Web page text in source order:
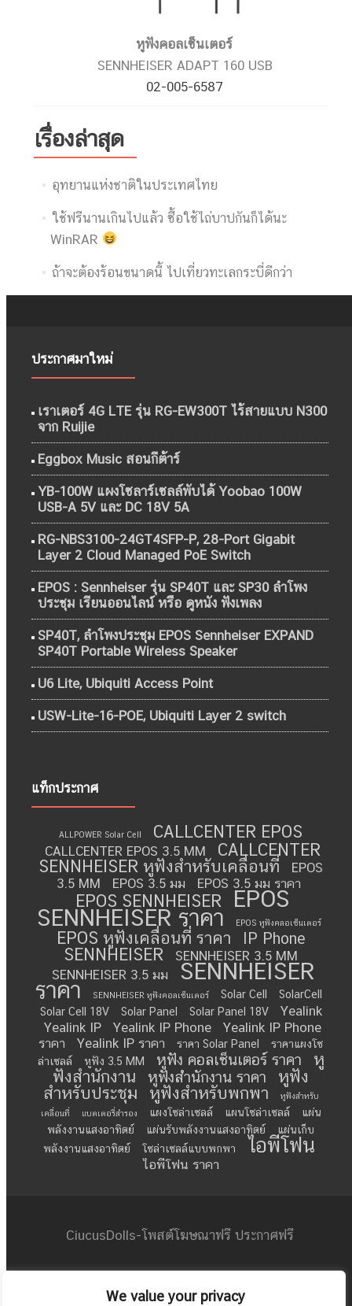
We value your privacy
หูฟังคอลเซ็นเตอร์
SENNHEISER ADAPT 160 USB
02-005-6587
เรื่องล่าสุด
อุทยานแห่งชาติในประเทศไทย
ใช้ฟรีนานเกินไปแล้ว ซื้อใช้ไถ่บาปกันก็ได้นะ
WinRAR
ถ้าจะต้องร้อนขนาดนี้ ไปเที่ยวทะเลกระบี่ดีกว่า
ประกาศมาใหม่
เราเตอร์ 4G LTE รุ่น RG-EW300T ไร้สายแบบ N300
จาก Ruijie
Eggbox Music สอนกีต้าร์
YB-100W แผงโซลาร์เซลล์พับได้ Yoobao 100W
USB-A 5V และ DC 18V 5A
RG-NBS3100-24GT4SFP-P, 28-Port Gigabit
Layer 2 Cloud Managed PoE Switch
EPOS : Sennheiser รุ่น SP40T และ SP30 ลำโพง
ประชุม เรียนออนไลน์ หรือ ดูหนัง ฟังเพลง
SP40T, ลำโพงประชุม EPOS Sennheiser EXPAND
SP40T Portable Wireless Speaker
U6 Lite, Ubiquiti Access Point
USW-Lite-16-POE, Ubiquiti Layer 2 switch
แท็กประกาศ
ALLPOWER Solar Cell CALLCENTER EPOS
CALLCENTER EPOS 3.5 MM
CALLCENTER
SENNHEISER หูฟังสำหรับเคลื่อนที่
EPOS
3.5 MM
EPOS 3.5 มม EPOS 3.5 มม ราคา
EPOS SENNHEISER EPOS
SENNHEISER ราคา EPOS หูฟังคลอเซ็นเตอร์
EPOS หูฟังเคลื่อนที่ ราคา IP Phone
SENNHEISER
SENNHEISER 3.5 MM
SENNHEISER 3.5 มม
SENNHEISER
ราคา SENNHEISER หูฟังคอลเซ็นเตอร์ Solar Cell
SolarCell
Solar Cell 18V
Solar Panel Solar Panel 18V
Yealink
Yealink IP
Yealink IP Phone
Yealink IP Phone
ราคา
Yealink IP ราคา ราคา Solar Panel
ราคาแผงโซ
ล่าเซลล์
หูฟัง 3.5 MM หูฟัง คอลเซ็นเตอร์ ราคา
หู
ฟังสำนักงาน
หูฟังสำนักงาน ราคา
หูฟัง
สำหรับประชุม
หูฟังสำหรับพกพา
หูฟังสำหรับ
เคลื่อนที่
แบตเตอรี่สำรอง แผงโซล่าเซลล์ แผนโซล่าเซลล์
แผ่น
พลังงานแสงอาทิตย์
แผ่นรับพลังงานแสงอาทิตย์
แผ่นเก็บ
พลังงานแสงอาทิตย์
โซล่าเซลล์แบบพกพา ไอพีโฟน
ไอพีโฟน ราคา
CiucusDolls-โพสต์โฆษณาฟรี ประกาศฟรี